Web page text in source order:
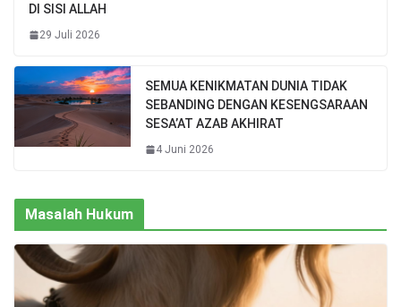
DI SISI ALLAH
29 Juli 2026
SEMUA KENIKMATAN DUNIA TIDAK
SEBANDING DENGAN KESENGSARAAN
SESA’AT AZAB AKHIRAT
4 Juni 2026
Masalah Hukum